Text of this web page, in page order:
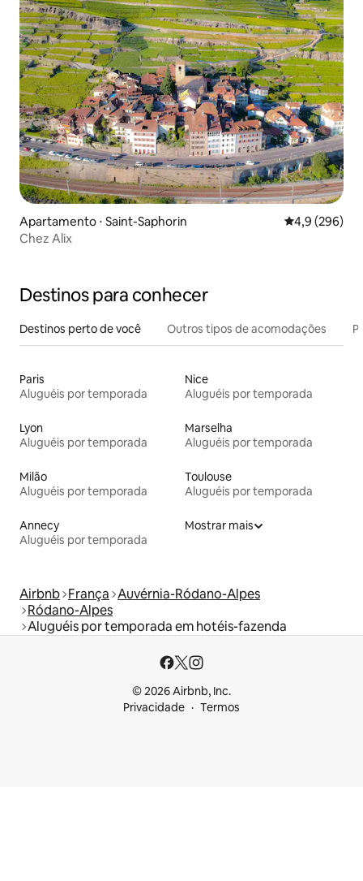
Apartamento ⋅ Saint-Saphorin 4,9 de uma
4,9 (296)
Chez Alix
Destinos para conhecer
Destinos perto de você Outros tipos de acomodações
Paris
Aluguéis por temporada
Nice
Aluguéis por temporada
Lyon
Aluguéis por temporada
Marselha
Aluguéis por temporada
Milão
Aluguéis por temporada
Toulouse
Aluguéis por temporada
Annecy
Aluguéis por temporada
Mostrar mais
Airbnb França Auvérnia-Ródano-Alpes
Ródano-Alpes
Aluguéis por temporada em hotéis-fazenda
© 2026 Airbnb, Inc.
Privacidade
Termos